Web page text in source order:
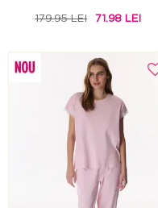
179.95 LEI 71.98 LEI